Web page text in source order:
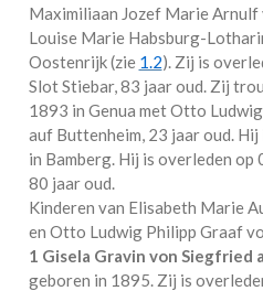
Maximiliaan Jozef Marie Arnulf
Louise Marie Habsburg-
Oostenrijk (zie 1.2). Zij is
Slot Stiebar, 83 jaar oud. Zij
1893 in Genua metOtto
auf Buttenheim, 23 jaar oud.
in Bamberg. Hij is overleden
80 jaar oud.
Kinderen van Elisabeth Marie
en Otto Ludwig Philipp Graaf
1 Gisela Gravin von Siegfried
geboren in 1895. Zij is